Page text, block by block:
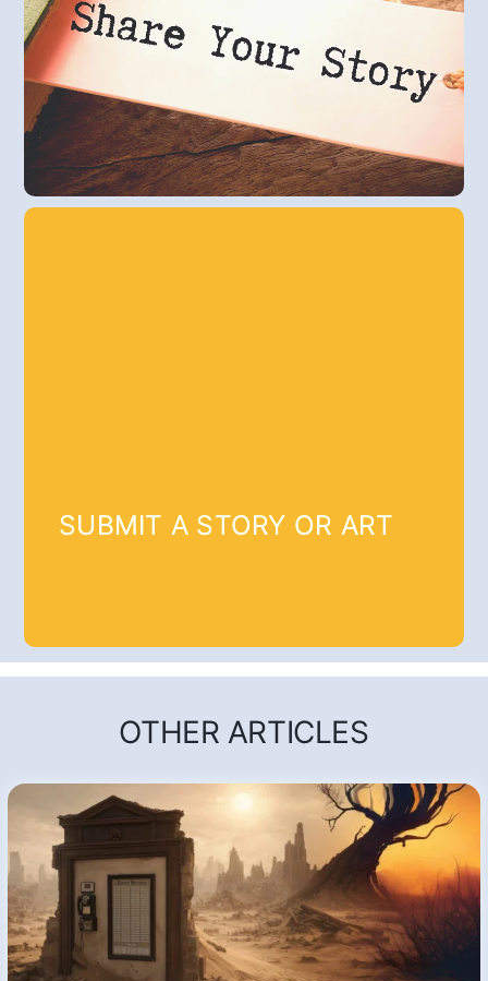
SUBMIT A STORY OR ART
OTHER ARTICLES